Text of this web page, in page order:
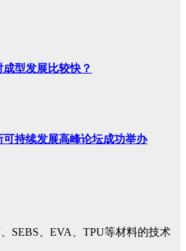
型发展比较快？
持续发展高峰论坛成功举办
SEBS、EVA、TPU等材料的技术